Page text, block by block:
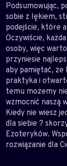
Podsumowując,
sobie z lękiem,
podejście, które
Oczywiście,
osoby, więc
przyniesie
aby pamiętać,
praktyka i
temu możemy
wzmocnić naszą
Kiedy nie wiesz
dla siebie ?
Ezoteryków.
rozwiązanie dla